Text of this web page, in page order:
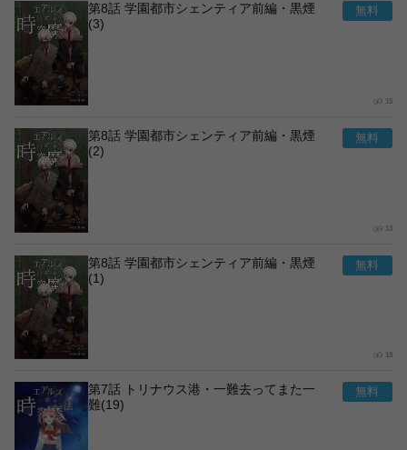
第8話 学園都市シェンティア前編・黒煙
(3)
15
第8話 学園都市シェンティア前編・黒煙
(2)
13
第8話 学園都市シェンティア前編・黒煙
(1)
18
第7話 トリナウス港・一難去ってまた一
難(19)